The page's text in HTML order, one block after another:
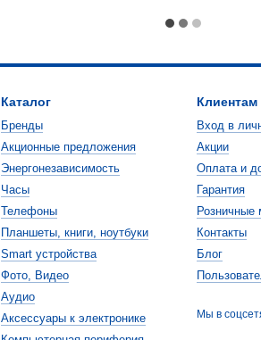
Каталог
Бренды
Акционные предложения
Энергонезависимость
Часы
Телефоны
Планшеты, книги, ноутбуки
Smart устройства
Фото, Видео
Аудио
Аксессуары к электронике
Клиентам
Вход в
Акции
Оплата и
Гарантия
Розничные
Контакты
Блог
Мы в